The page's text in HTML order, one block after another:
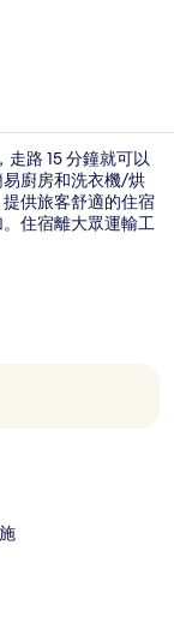
路 15 分鐘就可以
廚房和洗衣機/烘
供旅客舒適的住宿
住宿離大眾運輸工